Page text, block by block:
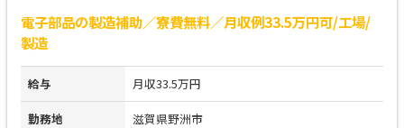
電子部品の製造補助／寮費無料／月収例33.5万円可/工場/
製造
給与 月収33.5万円
勤務地 滋賀県野洲市